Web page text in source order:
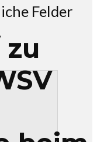
Felder